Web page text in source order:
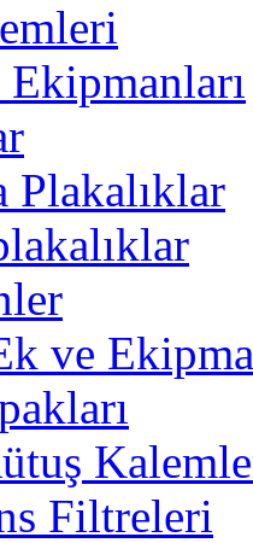
Plakalıklar
ve
Filtreleri